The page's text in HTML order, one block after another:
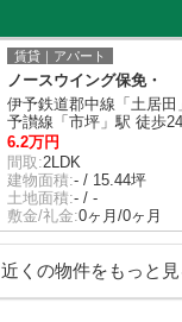
賃貸｜アパート
ノースウイング保免・
伊予鉄道郡中線「土居田
予讃線「市坪」駅 徒歩
6.2万円
間取:2LDK
建物面積:- / 15.44坪
土地面積:- / -
敷金/礼金:0ヶ月/0ヶ月
近くの物件をもっと見